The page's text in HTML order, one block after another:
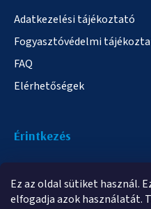
Ez az oldal sütiket használ.
elfogadja azok használatát.
Adatkezelési tájékoztató
Fogyasztóvédelmi
FAQ
Elérhetőségek
Érintkezés
info@elampa.hu